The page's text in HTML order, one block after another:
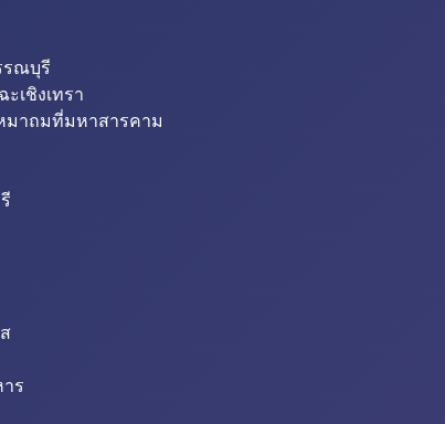
รณบุรี
เชิงเทรา
มาถมที่มหาสารคาม
ร